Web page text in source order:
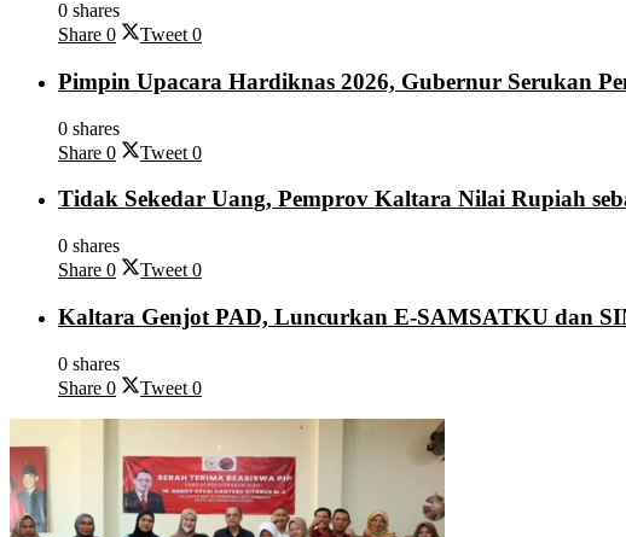
0 shares
Share 0 Tweet 0
Pimpin Upacara Hardiknas 2026, Gubernur Serukan
0 shares
Share 0 Tweet 0
Tidak Sekedar Uang, Pemprov Kaltara Nilai Rupiah
0 shares
Share 0 Tweet 0
Kaltara Genjot PAD, Luncurkan E-SAMSATKU dan
0 shares
Share 0 Tweet 0